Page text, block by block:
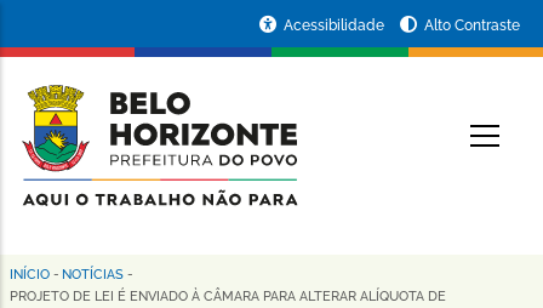
conteúdo
principal
da
Prefeitura
de
Horizonte
Acessibilidade Alto Contraste
Trilha
INÍCIO - NOTÍCIAS -
PROJETO DE LEI É ENVIADO À CÂMARA PARA ALTERAR ALÍQUOTA DE